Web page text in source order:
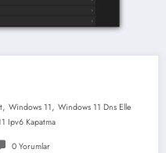
, Windows 11, Windows 11 Dns Elle
Ipv6 Kapatma
0 Yorumlar